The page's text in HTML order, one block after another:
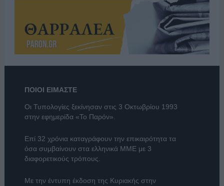
ΠΟΙΟΙ ΕΙΜΑΣΤΕ
Οι Τυπολογίες ξεκίνησαν στις 3 Οκτωβρίου 1993
στην εφημερίδα «Το Παρόν».
Επί 32 χρόνια καταγράφουν την επικαιρότητα τα
όσα συμβαίνουν στα ελληνικά ΜΜΕ με 3
διαφορετικούς τρόπους.
Με την έντυπη έκδοση της Κυριακής στην